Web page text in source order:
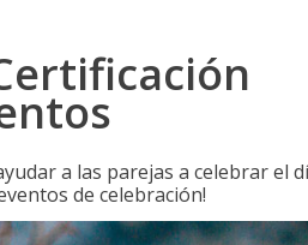
a las parejas a celebrar el
de celebración!